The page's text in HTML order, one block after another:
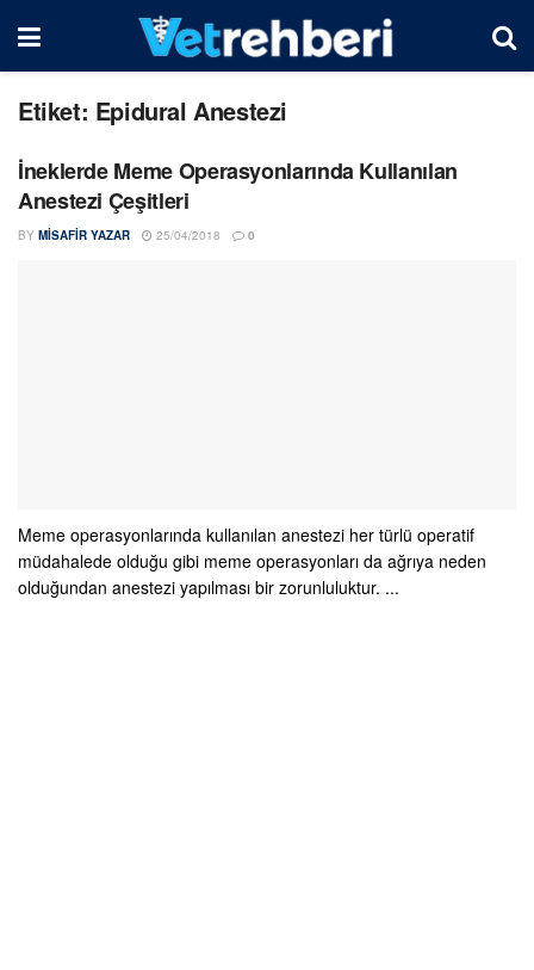
Etiket: Epidural Anestezi
İneklerde Meme Operasyonlarında Kullanılan
Anestezi Çeşitleri
BY MISAFIR YAZAR 25/04/2018 0
Meme operasyonlarında kullanılan anestezi her türlü operatif
müdahalede olduğu gibi meme operasyonları da ağrıya neden
olduğundan anestezi yapılması bir zorunluluktur. ...